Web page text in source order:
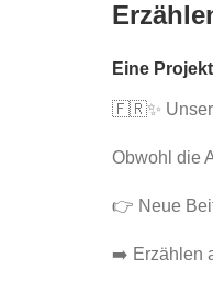
Eine
🇫🇷✨
Obwohl die
👉 Neue
➡️ Erzählen